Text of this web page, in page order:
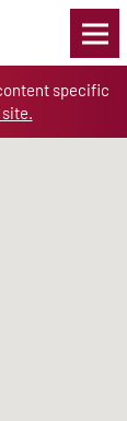
specific